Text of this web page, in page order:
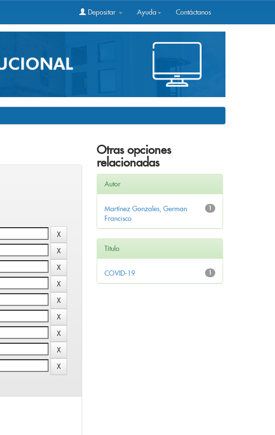
Depositar Ayuda Contáctanos
Otras opciones
relacionadas
Autor
1
Martínez Gonzales, German
Francisco
Título
1
COVID-19